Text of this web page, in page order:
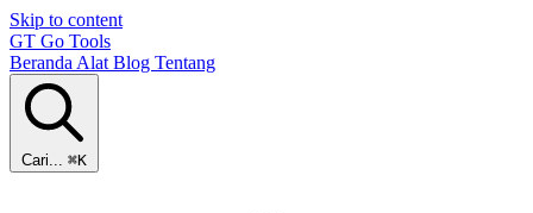
Skip to content
GT Go Tools
Beranda Alat Blog Tentang
Cari... ⌘K